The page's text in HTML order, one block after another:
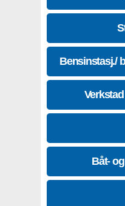
Bensinstasj./
Båt-